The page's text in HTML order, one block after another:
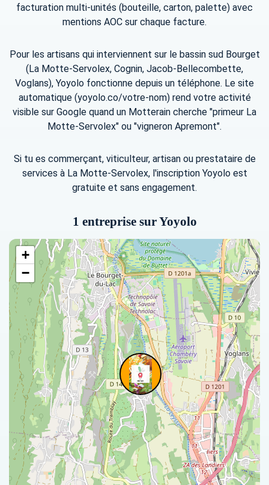
facturation multi-unités (bouteille, carton, palette) avec
mentions AOC sur chaque facture.
Pour les artisans qui interviennent sur le bassin sud Bourget
(La Motte-Servolex, Cognin, Jacob-Bellecombette,
Voglans), Yoyolo fonctionne depuis un téléphone. Le site
automatique (yoyolo.co/votre-nom) rend votre activité
visible sur Google quand un Motterain cherche "primeur La
Motte-Servolex" ou "vigneron Apremont".
Si tu es commerçant, viticulteur, artisan ou prestataire de
services à La Motte-Servolex, l'inscription Yoyolo est
gratuite et sans engagement.
1 entreprise sur Yoyolo
+
−